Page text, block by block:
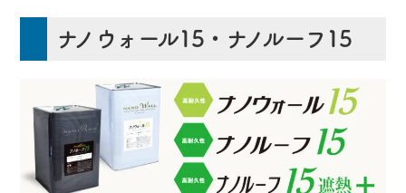
ナノウォール15・ナノルーフ15